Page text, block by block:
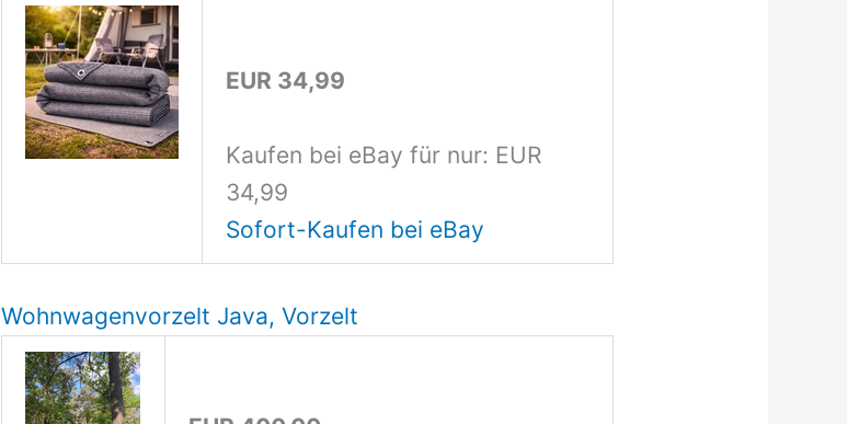
EUR 34,99
Kaufen bei eBay für nur: EUR
34,99
Sofort-Kaufen bei eBay
Wohnwagenvorzelt Java, Vorzelt